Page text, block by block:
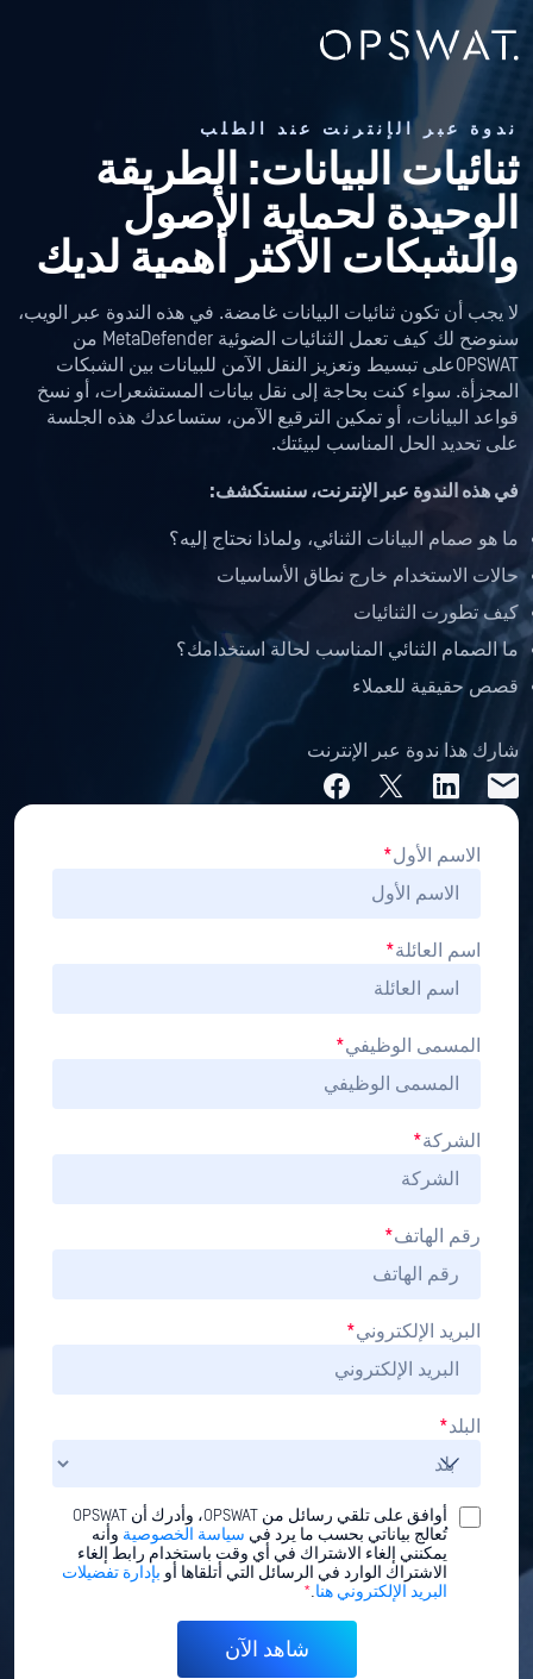
ندوة عبر الإنترنت عند الطلب
ثنائيات البيانات: الطريقة
الوحيدة لحماية الأصول
والشبكات الأكثر أهمية لديك
لا يجب أن تكون ثنائيات البيانات غامضة. في هذه الندوة عبر الويب،
سنوضح لك كيف تعمل الثنائيات الضوئية MetaDefender من
OPSWATعلى تبسيط وتعزيز النقل الآمن للبيانات بين الشبكات
المجزأة. سواء كنت بحاجة إلى نقل بيانات المستشعرات، أو نسخ
قواعد البيانات، أو تمكين الترقيع الآمن، ستساعدك هذه الجلسة
على تحديد الحل المناسب لبيئتك.
في هذه الندوة عبر الإنترنت، سنستكشف:
ما هو صمام البيانات الثنائي، ولماذا نحتاج إليه؟
حالات الاستخدام خارج نطاق الأساسيات
كيف تطورت الثنائيات
ما الصمام الثنائي المناسب لحالة استخدامك؟
قصص حقيقية للعملاء
شارك هذا ندوة عبر الإنترنت
الاسم الأول*
اسم العائلة*
المسمى الوظيفي*
الشركة*
رقم الهاتف*
البريد الإلكتروني*
البلد*
أوافق على تلقي رسائل من OPSWAT، وأدرك أن OPSWAT
تُعالج بياناتي بحسب ما يرد في سياسة الخصوصية وأنه
يمكنني إلغاء الاشتراك في أي وقت باستخدام رابط إلغاء
الاشتراك الوارد في الرسائل التي أتلقاها أو بإدارة تفضيلات
البريد الإلكتروني هنا.
*